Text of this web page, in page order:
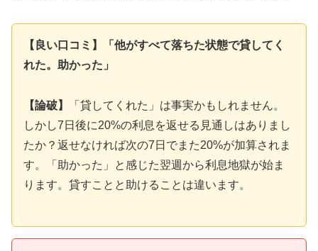
【良い口コミ】「他がすべて落ちた状態で貸してく
れた。助かった」
【論破】
「貸してくれた」は事実かもしれません。
しかし7日後に20%の利息を返せる見通しはありまし
たか？返せなければ次の7日でまた20%が加算されま
す。「助かった」と感じた翌週から利息地獄が始ま
ります。貸すことと助けることは違います。